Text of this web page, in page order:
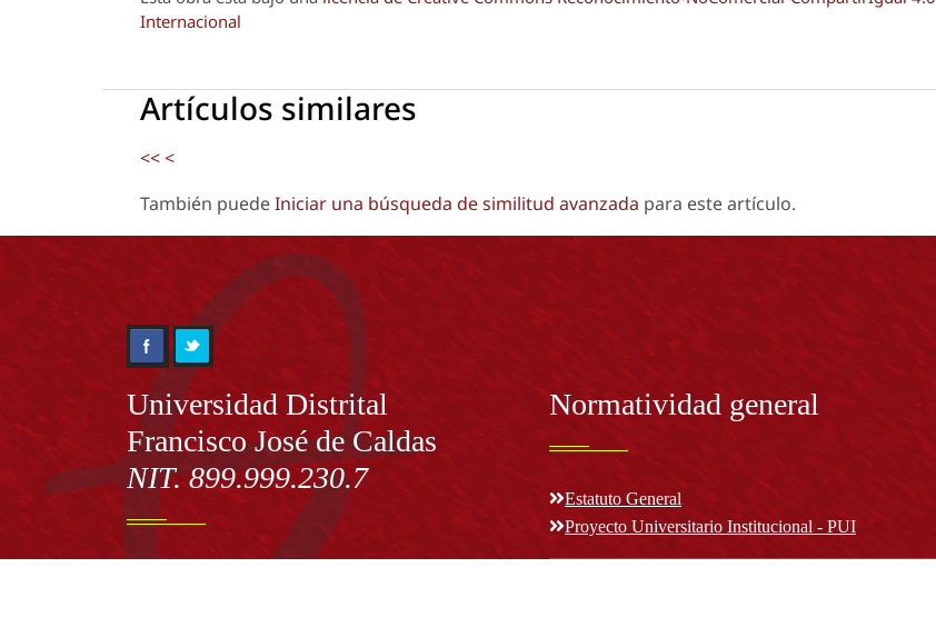
Internacional
Artículos similares
<<<
También puedeIniciar una búsqueda de similitud avanzada para este artículo.
Información
Universidad Distrital
Francisco José de Caldas
NIT. 899.999.230.7
Normatividad general
Estatuto General
Proyecto Universitario Institucional - PUI